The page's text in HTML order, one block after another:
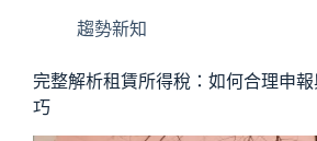
趨勢新知
完整解析租賃所得稅：如何合理申
巧